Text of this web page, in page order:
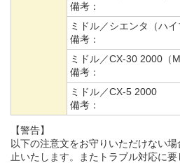
備考：
ミドル／シエンタ（ハイ
備考：
ミドル／CX-30 2000（
備考：
ミドル／CX-5 2000
備考：
【警告】
以下の注意文をお守りいただけない
止いたします。またトラブル対応に